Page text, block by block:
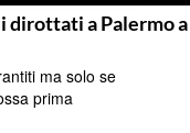
dirottati a Palermo a
ma solo se
prima